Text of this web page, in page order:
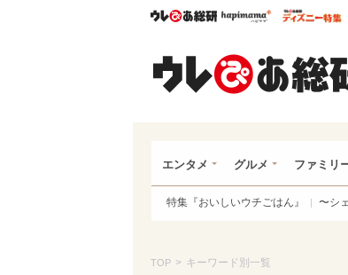
ウレぴあ総研ハピママ*
エンタメ グルメ ファミリ
特集『おいしいウチごはん』 〜シ
TOP > キーワード別一覧